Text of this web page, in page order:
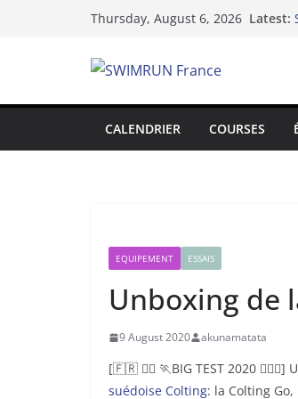
Thursday, August 6, 2026 Latest:
CALENDRIER COURSES
EQUIPEMENT ESSAIS
Unboxing de
9 August 2020 akunamatata
[🇫🇷 🏊‍♀️ 🏃BIG TEST 2020
suédoise Colting: la Colting